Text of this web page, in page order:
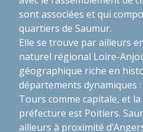
sont associées et qui
quartiers de Saumur.
Elle se trouve par ailleurs
naturel régional Loire-
géographique riche en
départements dynamiques
Tours comme capitale, et
préfecture est Poitiers.
ailleurs à proximité